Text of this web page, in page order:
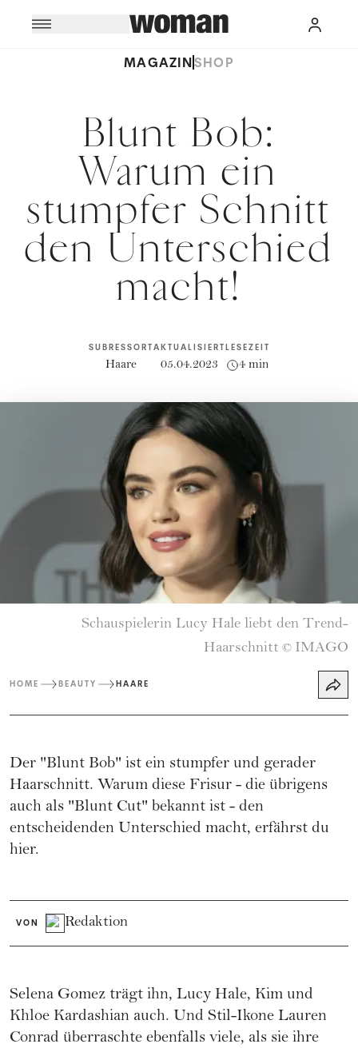
MAGAZINSHOP
Blunt Bob:
Warum ein
stumpfer Schnitt
den Unterschied
macht!
SUBRESSORT
Haare
AKTUALISIERT
05.04.2023
LESEZEIT
4 min
Schauspielerin Lucy Hale liebt den Trend-
Haarschnitt © IMAGO
HOME BEAUTY HAARE
Der "Blunt Bob" ist ein stumpfer und gerader
Haarschnitt. Warum diese Frisur - die übrigens
auch als "Blunt Cut" bekannt ist - den
entscheidenden Unterschied macht, erfährst du
hier.
VON Redaktion
Selena Gomez trägt ihn, Lucy Hale, Kim und
Khloe Kardashian auch. Und Stil-Ikone Lauren
Conrad überraschte ebenfalls viele, als sie ihre